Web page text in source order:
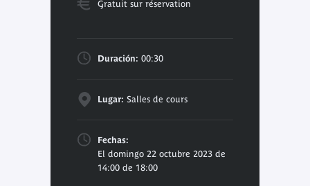
Gratuit sur réservation
Duración: 00:30
Lugar: Salles de cours
Fechas:
El domingo 22 octubre 2023 de
14:00 de 18:00